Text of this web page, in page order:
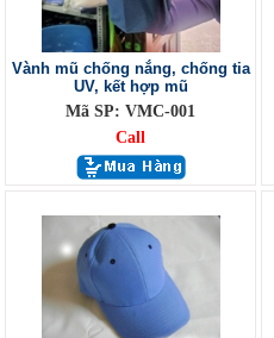
Vành mũ chống nắng, chống tia
UV, kết hợp mũ
Mã SP: VMC-001
Call